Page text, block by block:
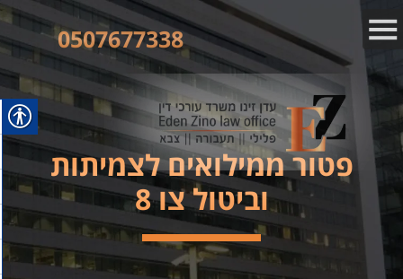
0507677338
פטור ממילואים לצמיתות
וביטול צו 8